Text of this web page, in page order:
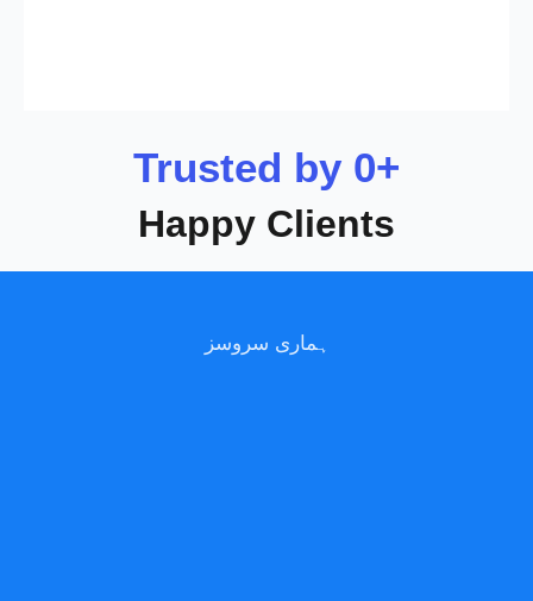
Happy Clients
Trusted by 0+
ہماری سروسز